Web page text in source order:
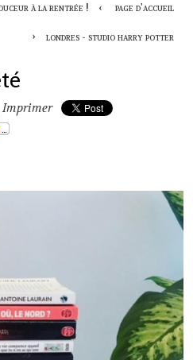
à la rentrée ! page d'accueil
londres - studio harry potter
Imprimer